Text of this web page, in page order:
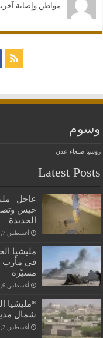
مواطن وإصابة
وسوم
روسيا صنعاء عدن
Latest Posts
عاجل |
حيس
الحديدة
أغسطس 7, 2026
مليشيا
في مأرب
مسيّرة
أغسطس 6, 2026
*مليشيا
شمال
أغسطس 2, 2026